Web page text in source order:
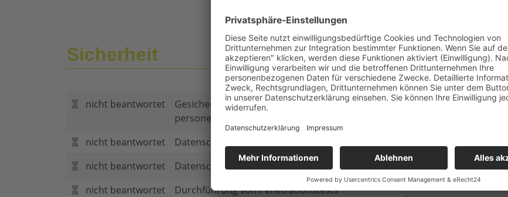
Sicherheit
nicht beantwortet
Gesicherte Verbindung bei
personenbezogenen Daten
nicht beantwortet
Datenschutzerklärung
nicht beantwortet
Datenschutzerklärung im Internet
nicht beantwortet
Durchführung von Penetrationstests
nicht beantwortet
nicht beantwortet
nicht beantwortet